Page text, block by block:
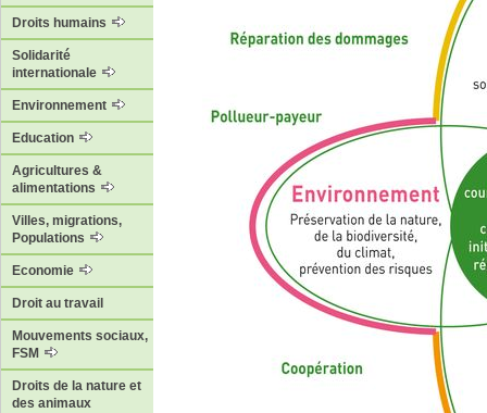
Droits humains
Solidarité
internationale
Environnement
Education
Agricultures &
alimentations
Villes, migrations,
Populations
Economie
Droit au travail
Mouvements sociaux,
FSM
Droits de la nature et
des animaux